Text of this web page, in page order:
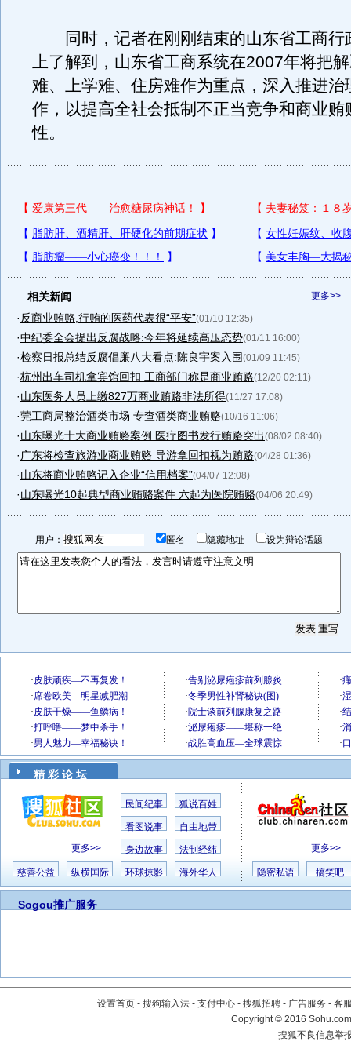
同时，记者在刚刚结束的山东省工商行
上了解到，山东省工商系统在2007年将把
难、上学难、住房难作为重点，深入推进治
作，以提高全社会抵制不正当竞争和商业贿
性。
更多>>
相关新闻
· 反商业贿赂,行贿的医药代表很“平安”(01/10 12:35)
·中纪委全会提出反腐战略:今年将延续高压态势(01/11 16:00)
·检察日报总结反腐倡廉八大看点:陈良宇案入围(01/09 11:45)
·杭州出车司机拿宾馆回扣 工商部门称是商业贿赂(12/20 02:11)
·山东医务人员上缴827万商业贿赂非法所得(11/27 17:08)
·莞工商局整治酒类市场 专查酒类商业贿赂(10/16 11:06)
·山东曝光十大商业贿赂案例 医疗图书发行贿赂突出(08/02 08:40)
· 广东将检查旅游业商业贿赂 导游拿回扣视为贿赂(04/28 01:36)
·山东将商业贿赂记入企业“信用档案”(04/07 12:08)
·山东曝光10起典型商业贿赂案件 六起为医院贿赂(04/06 20:49)
用户： 匿名 隐藏地址 设为辩论话题
精 彩 论 坛
更多>>
民间纪事 狐说百姓
看图说事 自由地带
身边故事 法制经纬
慈善公益 纵横国际 环球掠影 海外华人
更多>>
隐密私语 搞笑吧
Sogou推广服务
设置首页 - 搜狗输入法 - 支付中心 - 搜狐招聘 - 广告服务 - 客
Copyright©2016
搜狐不良信息举